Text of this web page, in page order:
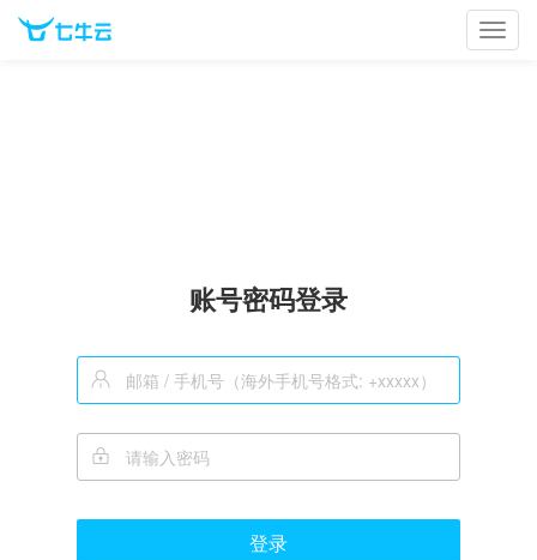
账号密码登录
登录